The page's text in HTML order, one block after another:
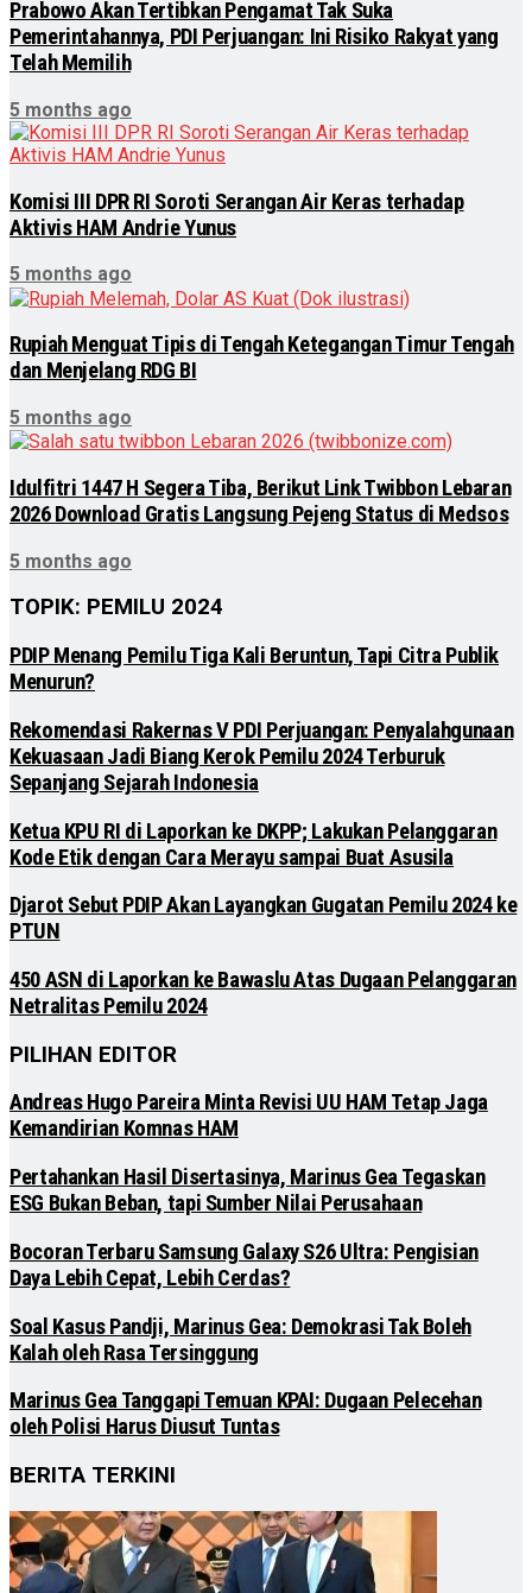
Prabowo Akan Tertibkan Pengamat Tak Suka
Pemerintahannya, PDI Perjuangan: Ini Risiko Rakyat yang
Telah Memilih
5 months ago
Komisi III DPR RI Soroti Serangan Air Keras terhadap
Aktivis HAM Andrie Yunus
5 months ago
Rupiah Menguat Tipis di Tengah Ketegangan Timur Tengah
dan Menjelang RDG BI
5 months ago
Idulfitri 1447 H Segera Tiba, Berikut Link Twibbon Lebaran
2026 Download Gratis Langsung Pejeng Status di Medsos
5 months ago
TOPIK: PEMILU 2024
PDIP Menang Pemilu Tiga Kali Beruntun, Tapi Citra Publik
Menurun?
Rekomendasi Rakernas V PDI Perjuangan: Penyalahgunaan
Kekuasaan Jadi Biang Kerok Pemilu 2024 Terburuk
Sepanjang Sejarah Indonesia
Ketua KPU RI di Laporkan ke DKPP; Lakukan Pelanggaran
Kode Etik dengan Cara Merayu sampai Buat Asusila
Djarot Sebut PDIP Akan Layangkan Gugatan Pemilu 2024 ke
PTUN
450 ASN di Laporkan ke Bawaslu Atas Dugaan Pelanggaran
Netralitas Pemilu 2024
PILIHAN EDITOR
Andreas Hugo Pareira Minta Revisi UU HAM Tetap Jaga
Kemandirian Komnas HAM
Pertahankan Hasil Disertasinya, Marinus Gea Tegaskan
ESG Bukan Beban, tapi Sumber Nilai Perusahaan
Bocoran Terbaru Samsung Galaxy S26 Ultra: Pengisian
Daya Lebih Cepat, Lebih Cerdas?
Soal Kasus Pandji, Marinus Gea: Demokrasi Tak Boleh
Kalah oleh Rasa Tersinggung
Marinus Gea Tanggapi Temuan KPAI: Dugaan Pelecehan
oleh Polisi Harus Diusut Tuntas
BERITA TERKINI